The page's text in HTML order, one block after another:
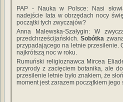
PAP - Nauka w Polsce: Nasi
nadejście lata w obrzędach nocy
początki tych zwyczajów?
Anna Malewska-Szałygin: W
przedchrześcijańskich.Sobótka
przypadającego na letnie przesilenie.
najkrótszą noc w roku.
Rumuński religioznawca Mircea
przyrody z zacięciem botanika, ale
przesilenie letnie było znakiem, że
moment jest zarazem początkiem